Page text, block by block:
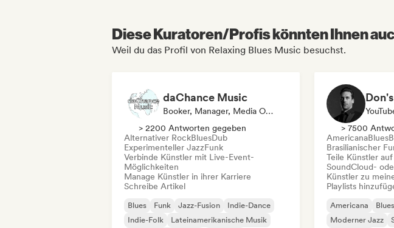
Diese Kuratoren/Profis könnten Ihnen
Weil du das Profil von Relaxing Blues Music besuchst.
daChance Music
Booker, Manager, Media Outlet/Journalist
> 2200 Antworten gegeben
Alternativer RockBluesDub
Experimenteller JazzFunk
Verbinde Künstler mit Live-Event-
Möglichkeiten
Manage Künstler in ihrer Karriere
Schreibe Artikel
Blues Funk Jazz-Fusion
Indie-Dance
Indie-Folk
Lateinamerikanische Musik
> 7500
AmericanaBlues
Brasilianischer
Teile Künstler
SoundCloud-
Künstler zu
Playlists
Americana Blues
Moderner Jazz